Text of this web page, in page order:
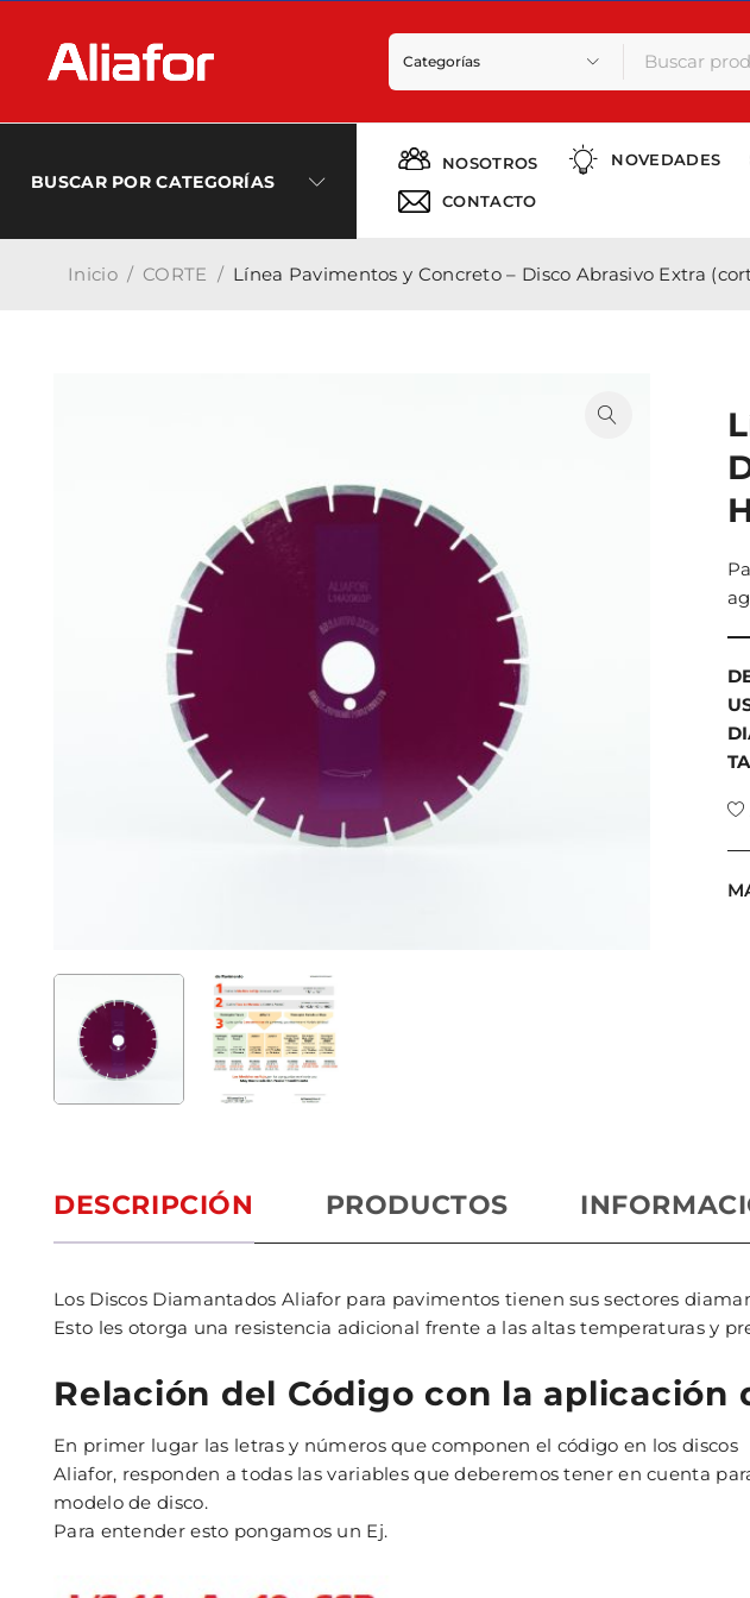
BUSCAR POR CATEGORÍAS
NOSOTROS NOVEDADES
CONTACTO
Inicio / CORTE / Línea Pavimentos y Concreto – Disco Abrasivo Extra
DESCRIPCIÓN PRODUCTOS
Los Discos Diamantados Aliafor para pavimentos tienen sus sectores
Esto les otorga una resistencia adicional frente a las altas temperaturas y
Relación del Código con la aplicación
En primer lugar las letras y números que componen el código en los discos
Aliafor, responden a todas las variables que deberemos tener en cuenta
modelo de disco.
Para entender esto pongamos un Ej.